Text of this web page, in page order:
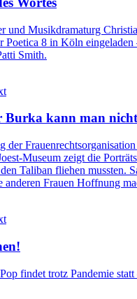
und Musikdramaturg
Poetica 8 in Köln eingeladen
Smith.
Burka kann man
der
Museum zeigt die
Taliban fliehen mussten.
anderen Frauen Hoffnung
findet trotz Pandemie